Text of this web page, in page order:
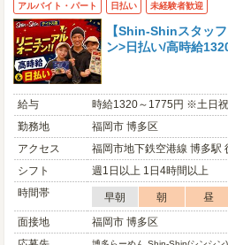
アルバイト・パート 日払い 未経験者歓迎
【Shin-Shinスタッ
ン>日払い/高時給
給与
時給1320～1775円 ※土日
勤務地
福岡市 博多区
アクセス
福岡市地下鉄空港線 博多駅
シフト
週1日以上 1日4時間以上
時間帯
早朝 朝 昼
面接地
福岡市 博多区